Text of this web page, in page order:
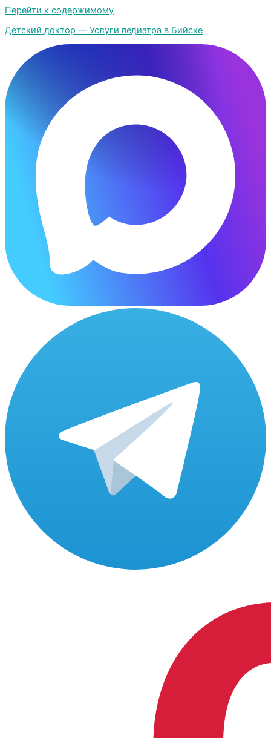
Перейти к содержимому
Детский доктор — Услуги педиатра в Бийске